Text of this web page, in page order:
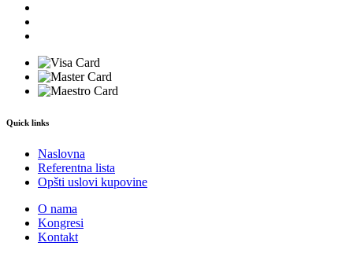
Quick links
Naslovna
Referentna lista
Opšti uslovi kupovine
O nama
Kongresi
Kontakt